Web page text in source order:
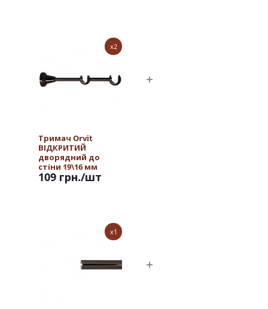
x2
Тримач Orvit
ВІДКРИТИЙ
дворядний до
стіни 19\16 мм
ОНІКС
109 грн./шт
x1